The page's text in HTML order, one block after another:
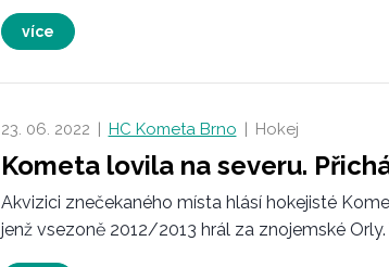
více
23. 06. 2022 | HC Kometa Brno | Hokej
Kometa lovila na severu.
Akvizici znečekaného místa hlásí hokejisté
jenž vsezoně 2012/2013 hrál za znojemské